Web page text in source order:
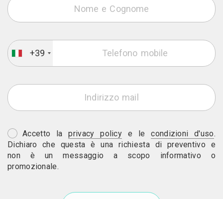
+39
Accetto laprivacy policy e lecondizioni d'uso.
Dichiaro che questa è una richiesta di preventivo e
non è un messaggio a scopo informativo o
promozionale.